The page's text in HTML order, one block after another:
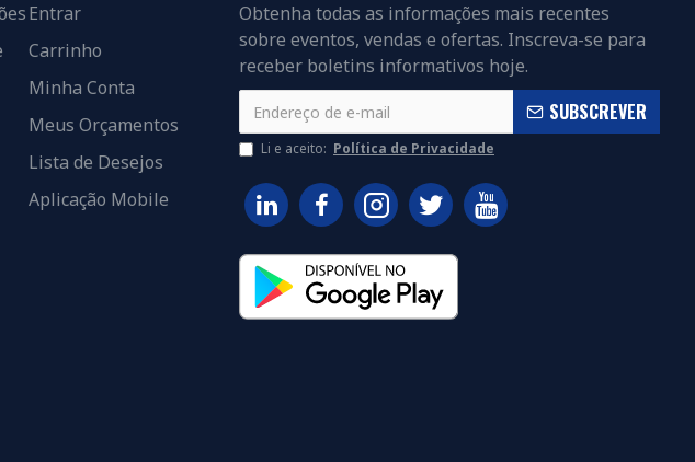
Entrar
Carrinho
Minha Conta
Meus Orçamentos
Lista de Desejos
Aplicação Mobile
Obtenha todas as informações mais recentes
sobre eventos, vendas e ofertas. Inscreva-se para
receber boletins informativos hoje.
SUBSCREVER
Li e aceito: Política de Privacidade